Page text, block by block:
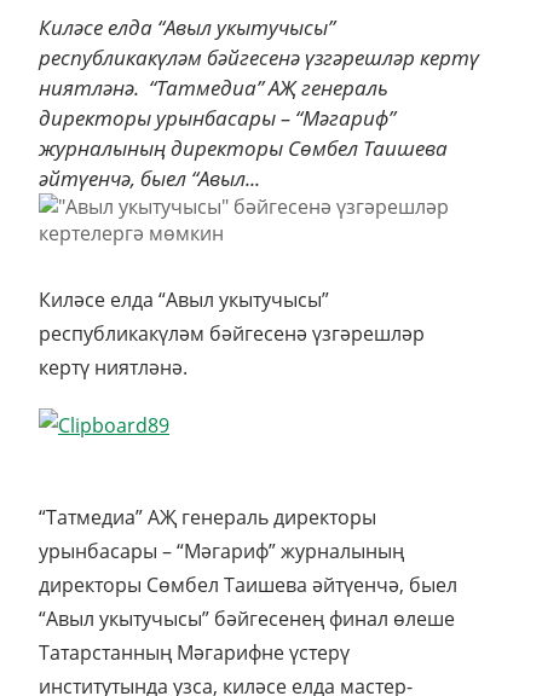
Киләсе елда “Авыл укытучысы”
республикакүләм бәйгесенә үзгәрешләр кертү
ниятләнә. “Татмедиа” АҖ генераль
директоры урынбасары – “Мәгариф”
журналының директоры Сөмбел Таишева
әйтүенчә, быел “Авыл...
Киләсе елда “Авыл укытучысы”
республикакүләм бәйгесенә үзгәрешләр
кертү ниятләнә.
“Татмедиа” АҖ генераль директоры
урынбасары – “Мәгариф” журналының
директоры Сөмбел Таишева әйтүенчә, быел
“Авыл укытучысы” бәйгесенең финал өлеше
Татарстанның Мәгарифне үстерү
институтында узса, киләсе елда мастер-